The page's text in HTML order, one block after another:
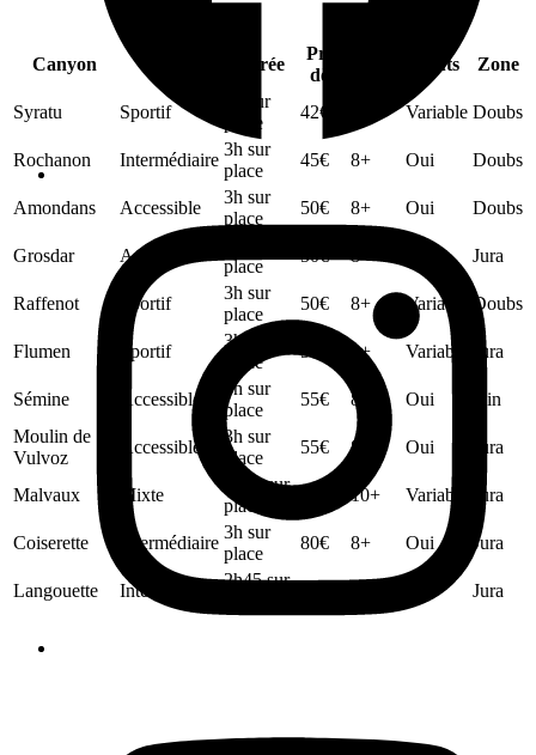
Canyon Durée
Prix
dès
Sauts Zone
Syratu Sportif
3h sur
place
42€ Variable Doubs
Rochanon Intermédiaire
3h sur
place
45€ 8+ Oui Doubs
Amondans Accessible
3h sur
place
50€ 8+ Oui Doubs
Grosdar Accessible
place
50€ 8+ Jura
Raffenot Sportif
3h sur
place
50€ 8+ Variable Doubs
Flumen Sportif
3h sur
place
55 8+ Variable Jura
Sémine Accessible
3h sur
place
55€ 8+ Oui
Ain
Moulin de
Vulvoz
Accessible
3h sur
place
55€ 8+ Oui Jura
Malvaux Mixte
2h45 sur
place
10+ Variable Jura
Coiserette Intermédiaire
3h sur
place
80€ 8+ Oui Jura
Langouette Intermédiaire
2h45 sur
Jura